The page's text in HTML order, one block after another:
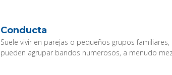
Conducta
Suele vivir en parejas o pequeños grupos
pueden agrupar bandos numerosos, a menudo